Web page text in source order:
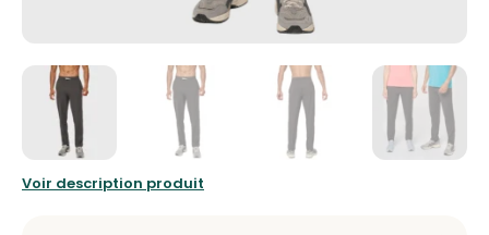
Voir description produit